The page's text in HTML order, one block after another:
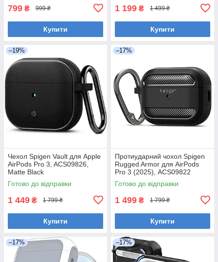
799 ₴ 999 ₴
Купити
1 199 ₴ 1 499 ₴
Купити
–19%
Чехол Spigen Vault для Apple
AirPods Pro 3, ACS09826,
Matte Black
Готово до відправки
1 449 ₴ 1 799 ₴
Купити
–17%
Протиударний чохол Spigen
Rugged Armor для AirPods
Pro 3 (2025), ACS09822
Готово до відправки
1 499 ₴ 1 799 ₴
Купити
–17% –17%